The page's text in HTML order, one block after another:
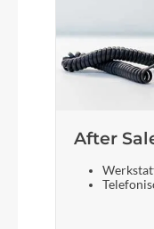
After